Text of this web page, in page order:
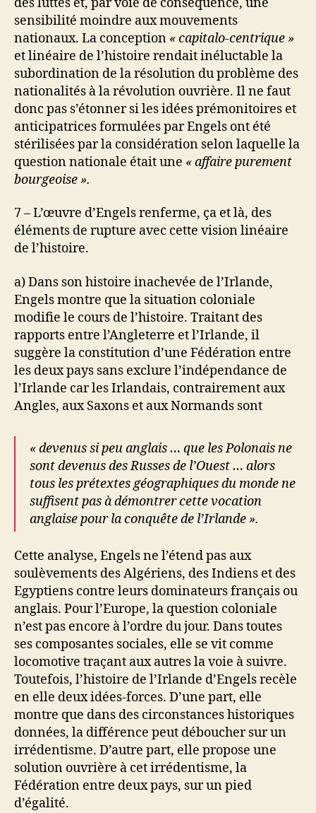
sensibilité moindre aux mouvements
nationaux. La conception « capitalo-centrique »
et linéaire de l’histoire rendait inéluctable la
subordination de la résolution du problème des
nationalités à la révolution ouvrière. Il ne faut
donc pas s’étonner si les idées prémonitoires et
anticipatrices formulées par Engels ont été
stérilisées par la considération selon laquelle la
question nationale était une « affaire purement
bourgeoise ».
7 – L’œuvre d’Engels renferme, ça et là, des
éléments de rupture avec cette vision linéaire
de l’histoire.
a) Dans son histoire inachevée de l’Irlande,
Engels montre que la situation coloniale
modifie le cours de l’histoire. Traitant des
rapports entre l’Angleterre et l’Irlande, il
suggère la constitution d’une Fédération entre
les deux pays sans exclure l’indépendance de
l’Irlande car les Irlandais, contrairement aux
Angles, aux Saxons et aux Normands sont
« devenus si peu anglais … que les Polonais ne
sont devenus des Russes de l’Ouest … alors
tous les prétextes géographiques du monde ne
suffisent pas à démontrer cette vocation
anglaise pour la conquête de l’Irlande ».
Cette analyse, Engels ne l’étend pas aux
soulèvements des Algériens, des Indiens et des
Egyptiens contre leurs dominateurs français ou
anglais. Pour l’Europe, la question coloniale
n’est pas encore à l’ordre du jour. Dans toutes
ses composantes sociales, elle se vit comme
locomotive traçant aux autres la voie à suivre.
Toutefois, l’histoire de l’Irlande d’Engels recèle
en elle deux idées-forces. D’une part, elle
montre que dans des circonstances historiques
données, la différence peut déboucher sur un
irrédentisme. D’autre part, elle propose une
solution ouvrière à cet irrédentisme, la
Fédération entre deux pays, sur un pied
d’égalité.